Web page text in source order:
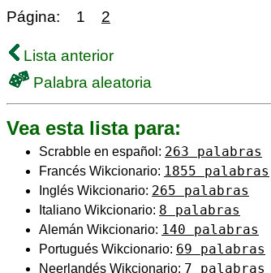
Página: 1 2
Lista anterior
Palabra aleatoria
Vea esta lista para:
Scrabble en español: 263 palabras
Francés Wikcionario: 1855 palabras
Inglés Wikcionario: 265 palabras
Italiano Wikcionario: 8 palabras
Alemán Wikcionario: 140 palabras
Portugués Wikcionario: 69 palabras
Neerlandés Wikcionario: 7 palabras